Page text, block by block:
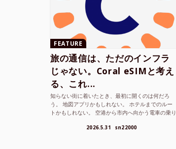
FEATURE
旅の通信は、ただのインフラ
じゃない。Coral eSIMと考え
る、これ...
知らない街に着いたとき、最初に開くのは何だろ
う。 地図アプリかもしれない。 ホテルまでのルー
トかもしれない。 空港から市内へ向かう電車の乗り
て、その街の空...2026.5.31 sn22000